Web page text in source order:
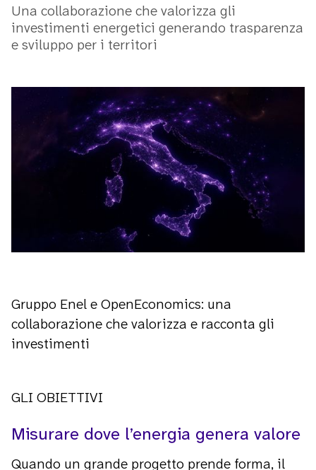
Una collaborazione che valorizza gli
investimenti energetici generando trasparenza
e sviluppo per i territori
Gruppo Enel e OpenEconomics: una
collaborazione che valorizza e racconta gli
investimenti
GLI OBIETTIVI
Misurare dove l’energia genera valore
Quando un grande progetto prende forma, il